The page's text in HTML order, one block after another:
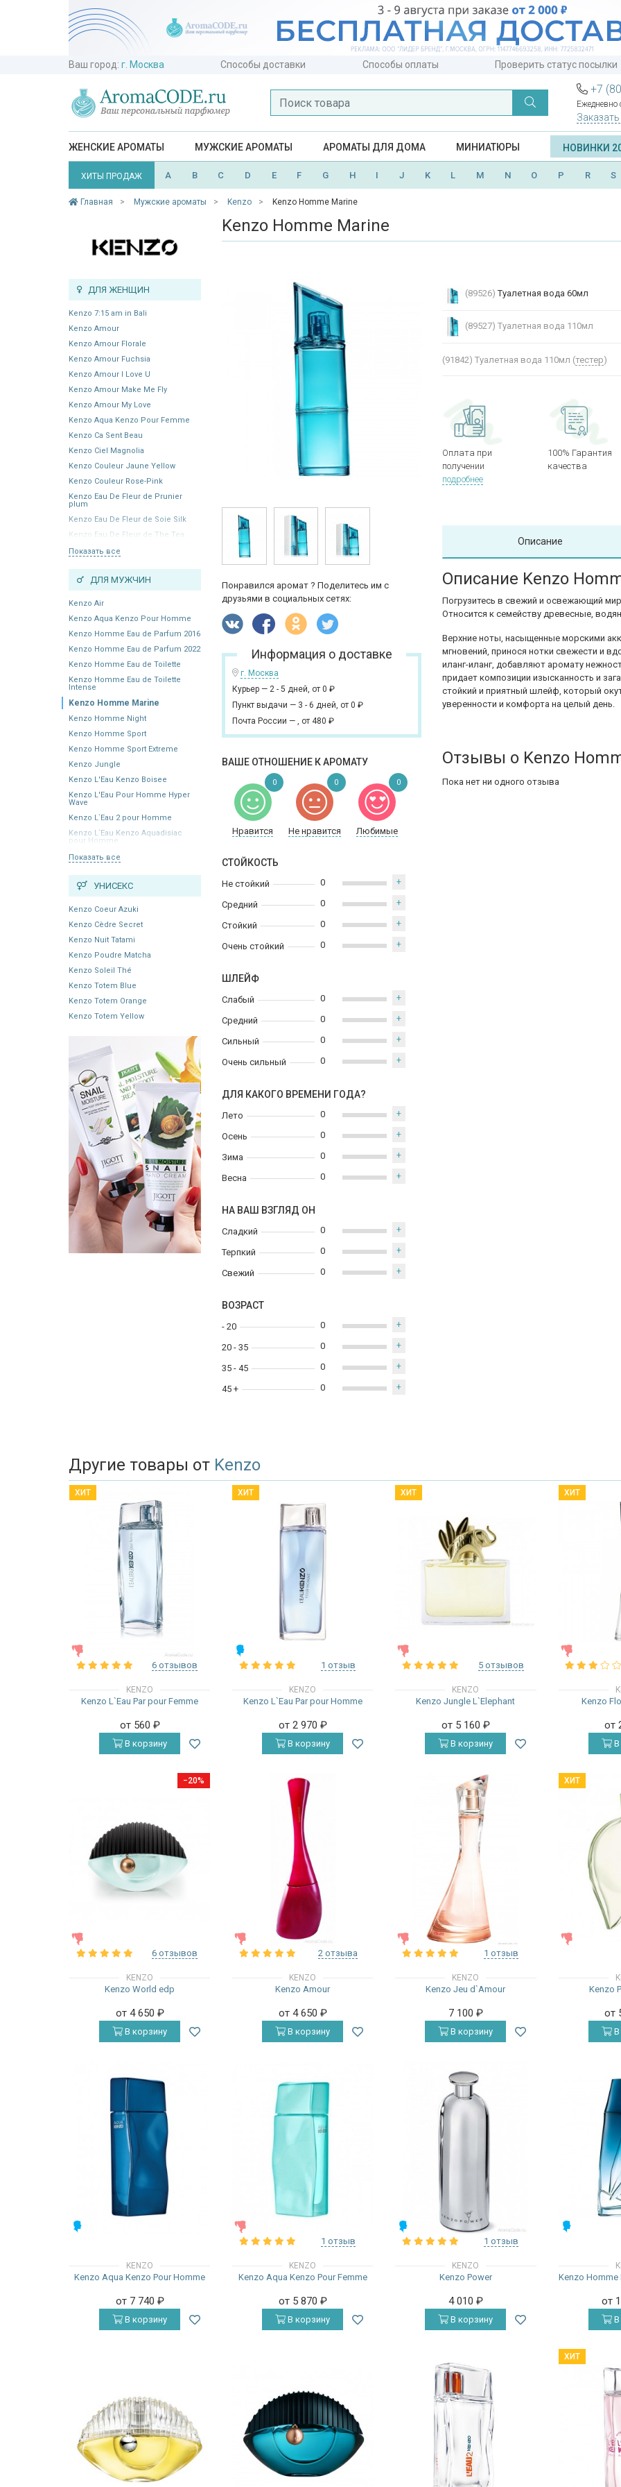
Ваш город: г. Москва Способы доставки Способы оплаты Проверить статус посылки
+7
Ежедневно
ЖЕНСКИЕ АРОМАТЫ МУЖСКИЕ АРОМАТЫ АРОМАТЫ ДЛЯ ДОМА МИНИАТЮРЫ НОВИНКИ
ХИТЫ ПРОДАЖ A B C D E F G H I J K L M N O P R S
Главная Мужские ароматы Kenzo Kenzo Homme Marine
ДЛЯ ЖЕНЩИН
Kenzo 7:15 am in Bali
Kenzo Amour
Kenzo Amour Florale
Kenzo Amour Fuchsia
Kenzo Amour I Love U
Kenzo Amour Make Me Fly
Kenzo Amour My Love
Kenzo Aqua Kenzo Pour Femme
Kenzo Ca Sent Beau
Kenzo Ciel Magnolia
Kenzo Couleur Jaune Yellow
Kenzo Couleur Rose-Pink
Kenzo Eau De Fleur de Prunier
plum
Kenzo Eau De Fleur de Soie Silk
Kenzo Eau De Fleur de The Tea
Показать все
ДЛЯ МУЖЧИН
Kenzo Air
Kenzo Aqua Kenzo Pour Homme
Kenzo Homme Eau de Parfum 2016
Kenzo Homme Eau de Parfum 2022
Kenzo Homme Eau de Toilette
Kenzo Homme Eau de Toilette
Intense
Kenzo Homme Marine
Kenzo Homme Night
Kenzo Homme Sport
Kenzo Homme Sport Extreme
Kenzo Jungle
Kenzo L'Eau Kenzo Boisee
Kenzo L'Eau Pour Homme Hyper
Wave
Kenzo L`Eau 2 pour Homme
Kenzo L`Eau Kenzo Aquadisiac
pour Homme
Показать все
УНИСЕКС
Kenzo Coeur Azuki
Kenzo Cèdre Secret
Kenzo Nuit Tatami
Kenzo Poudre Matcha
Kenzo Soleil Thé
Kenzo Totem Blue
Kenzo Totem Orange
Kenzo Totem Yellow
Kenzo Homme Marine
Понравился аромат ? Поделитесь им с
друзьями в социальных сетях:
Информация о доставке
г. Москва
Курьер — 2 - 5 дней, от 0 ₽
Пункт выдачи — 3 - 6 дней, от 0 ₽
Почта России — , от 480 ₽
ВАШЕ ОТНОШЕНИЕ К АРОМАТУ
Нравится Не нравится Любимые
0 0 0
СТОЙКОСТЬ
Не стойкий
Средний
Стойкий
Очень стойкий
0 +
0 +
0 +
0 +
ШЛЕЙФ
Слабый
Средний
Сильный
Очень сильный
0 +
0 +
0 +
0 +
ДЛЯ КАКОГО ВРЕМЕНИ ГОДА?
Лето
Осень
Зима
Весна
0 +
0 +
0 +
0 +
НА ВАШ ВЗГЛЯД ОН
Сладкий
Терпкий
Свежий
0 +
0 +
0 +
ВОЗРАСТ
- 20
20 - 35
35 - 45
45 +
0 +
0 +
0 +
0 +
(89526) Туалетная вода 60мл
(89527) Туалетная вода 110мл
(91842) Туалетная вода 110мл (тестер)
Оплата при
получении
подробнее
100% Гарантия
качества
Описание
Описание Kenzo
Погрузитесь в свежий и освежающий
Относится к семейству древесные,
Верхние ноты, насыщенные морскими
мгновений, принося нотки свежести и
иланг-иланг, добавляют аромату
придает композиции изысканность и
стойкий и приятный шлейф, который
уверенности и комфорта на целый день.
Отзывы о Kenzo
Пока нет ни одного отзыва
Другие товары от Kenzo
ХИТ
6 отзывов
KENZO
Kenzo L`Eau Par pour Femme
от 560 ₽
В корзину
ХИТ
1 отзыв
KENZO
Kenzo L`Eau Par pour Homme
от 2 970 ₽
В корзину
ХИТ
5 отзывов
KENZO
Kenzo Jungle L`Elephant
от 5 160 ₽
В корзину
ХИТ
Kenzo
от
В
−20%
6 отзывов
KENZO
Kenzo World edp
от 4 650 ₽
В корзину
ЖЕНСКИЕ
2 отзыва
KENZO
Kenzo Amour
от 4 650 ₽
В корзину
ЖЕНСКИЕ
1 отзыв
KENZO
Kenzo Jeu d`Amour
7 100 ₽
В корзину
ХИТ
Kenzo
от
В
KENZO
Kenzo Aqua Kenzo Pour Homme
от 7 740 ₽
В корзину
1 отзыв
KENZO
Kenzo Aqua Kenzo Pour Femme
от 5 870 ₽
В корзину
МУЖСКИЕ
1 отзыв
KENZO
Kenzo Power
4 010 ₽
В корзину
Kenzo Homme
от
В
ХИТ